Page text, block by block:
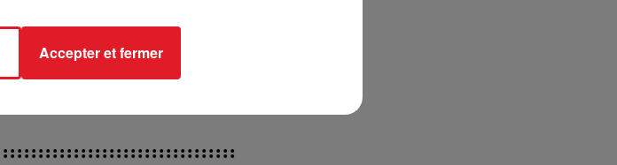
Accepter et fermer